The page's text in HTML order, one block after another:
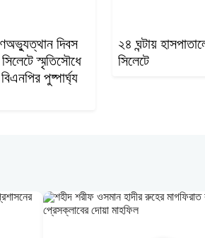
দিবস
স্মৃতিসৌধে
পুষ্পার্ঘ্য
২৪ ঘন্টায়
সিলেটে